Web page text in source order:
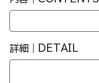
詳細｜DETAIL